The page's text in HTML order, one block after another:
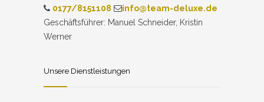
0177/8151108
info@team-deluxe.de
Geschäftsführer: Manuel Schneider, Kristin
Werner
Unsere Dienstleistungen